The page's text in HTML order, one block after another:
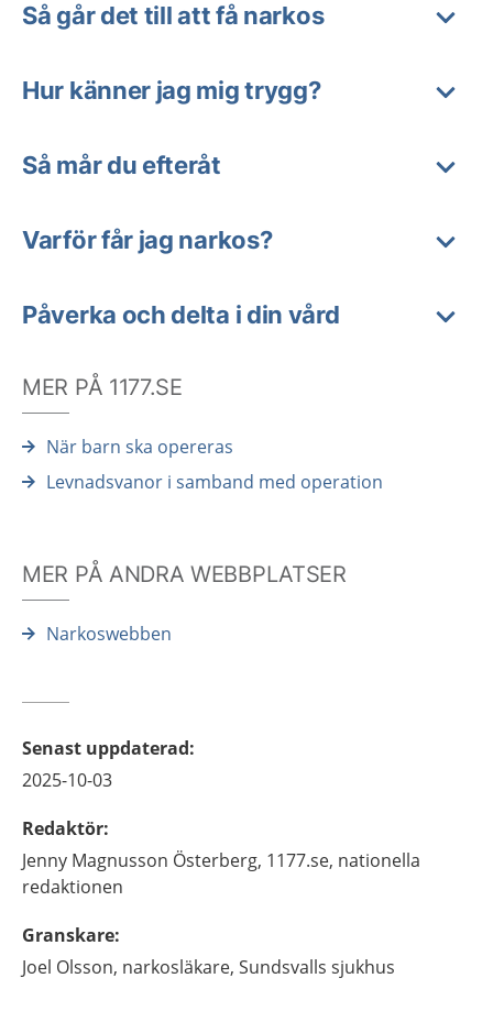
Så går det till att få narkos
Hur känner jag mig trygg?
Så mår du efteråt
Varför får jag narkos?
Påverka och delta i din vård
MER PÅ 1177.SE
När barn ska opereras
Levnadsvanor i samband med operation
MER PÅ ANDRA WEBBPLATSER
Narkoswebben
Senast uppdaterad:
2025-10-03
Redaktör:
Jenny Magnusson Österberg, 1177.se, nationella
redaktionen
Granskare:
Joel Olsson, narkosläkare, Sundsvalls sjukhus